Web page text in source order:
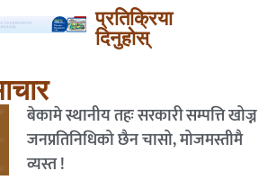
प्रतिक्रिया
दिनुहोस्
बेकामे स्थानीय तहः सरकारी सम्पत्ति खोज्न
जनप्रतिनिधिको छैन चासो, मोजमस्तीमै
व्यस्त !